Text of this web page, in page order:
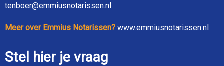
tenboer@emmiusnotarissen.nl
Meer over Emmius Notarissen? www.emmiusnotarissen.nl
Stel hier je vraag